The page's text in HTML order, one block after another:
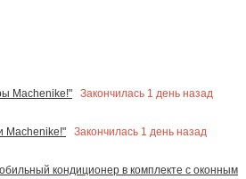
Machenike!" Закончилась 1 день назад
Machenike!"
Закончилась 1 день назад
кондиционер в комплекте с оконным